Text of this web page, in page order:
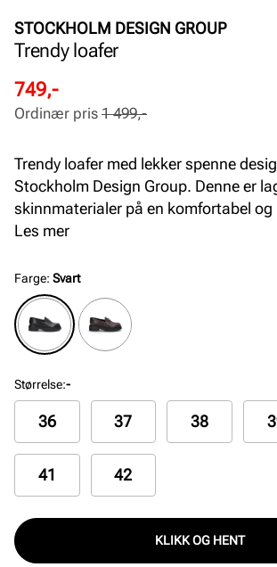
STOCKHOLM DESIGN GROUP
Trendy loafer
Rabattert
pris
749,-
Ordinær
pris
Ordinær pris 1 499,-
Trendy loafer med lekker spenne
Stockholm Design Group. Denne er
skinnmaterialer på en komfortabel og
såle med padding i hælkappen. Med
antrekk og anledninger. Finnes i sort
Les mer
Farge: Svart
Størrelse:-
36 37 38
41 42
KLIKK OG HENT